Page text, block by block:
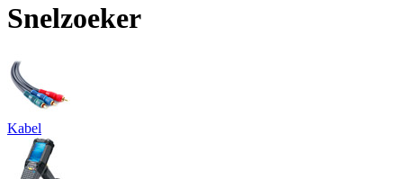
Snelzoeker
Kabel